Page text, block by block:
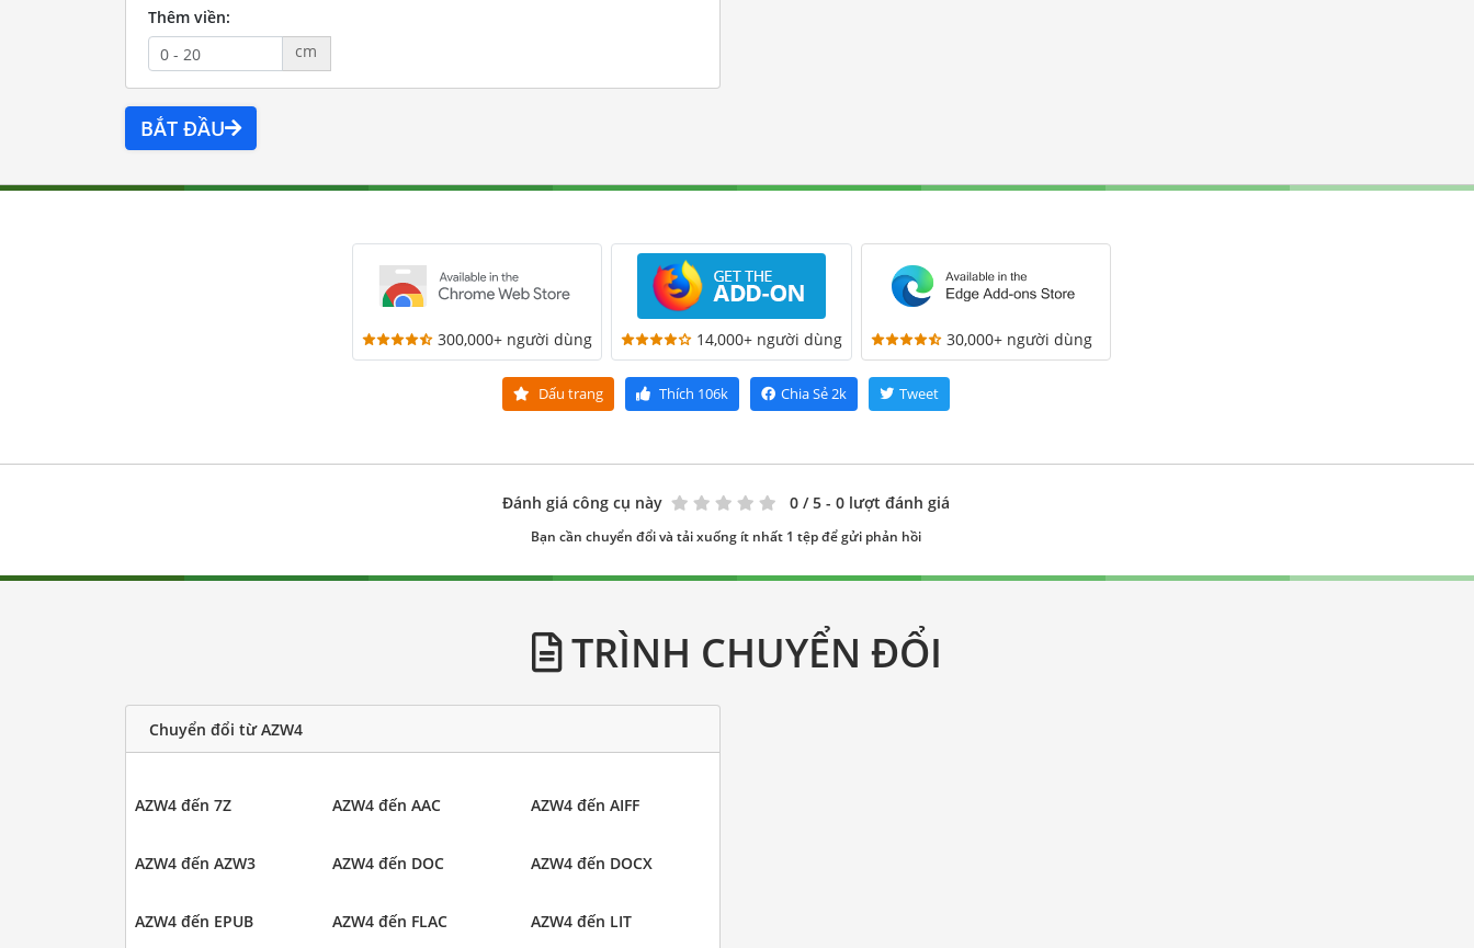
Thêm viền:
cm
BẮT ĐẦU
300,000+ người dùng 14,000+ người dùng 30,000+ người dùng
Dấu trang Thích 106k Chia Sẻ2k Tweet
Đánh giá công cụ này 0 / 5 - 0 lượt đánh giá
Bạn cần chuyển đổi và tải xuống ít nhất 1 tệp để gửi phản hồi
TRÌNH CHUYỂN ĐỔI
Chuyển đổi từ AZW4
AZW4 đến 7Z AZW4 đến AAC AZW4 đến AIFF
AZW4 đến AZW3 AZW4 đến DOC AZW4 đến DOCX
AZW4 đến EPUB AZW4 đến FLAC AZW4 đến LIT